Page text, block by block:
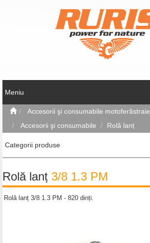
Meniu
Accesorii şi consumabile motoferăstraie
Accesorii şi consumabile
Rolă lanț
Categorii produse
Rolă lanț 3/8 1.3 PM
Rolă lanț 3/8 1.3 PM - 820 dinți.